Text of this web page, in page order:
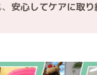
安心してケアに取り